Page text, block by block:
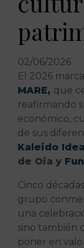
02/06/2026
El 2026
MARE, que
reafirmando
económico,
de sus
Kaleido
de Oia y
Cinco
grupo
una
sino también
poner en